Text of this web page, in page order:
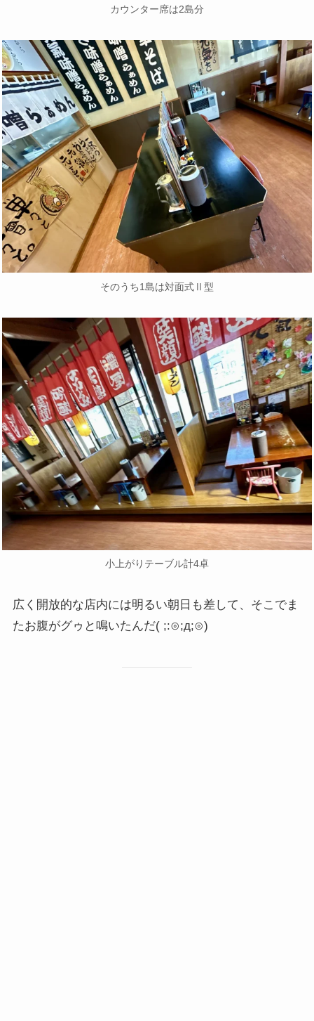
カウンター席は2島分
そのうち1島は対面式Ⅱ型
小上がりテーブル計4卓
広く開放的な店内には明るい朝日も差して、そこでま
たお腹がグゥと鳴いたんだ( ;:⊙;д;⊙)